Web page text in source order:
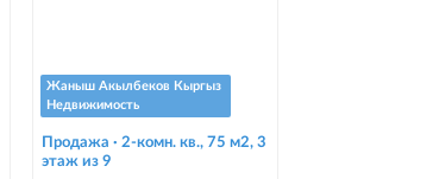
Жаныш Акылбеков Кыргыз
Недвижимость
Продажа · 2-комн. кв., 75 м2, 3
этаж из 9